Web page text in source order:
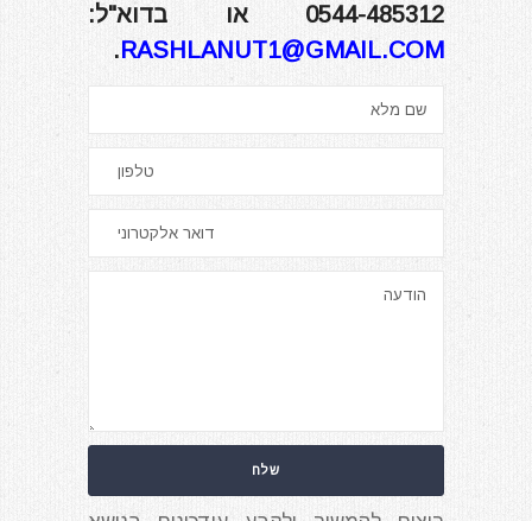
0544-485312 או בדוא"ל:
RASHLANUT1@GMAIL.COM
.